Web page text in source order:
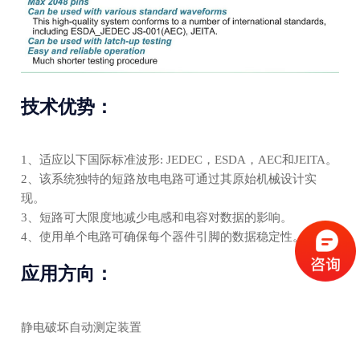
技术优势：
1、适应以下国际标准波形: JEDEC，ESDA，AEC和JEITA。
2、该系统独特的短路放电电路可通过其原始机械设计实
现。
3、短路可大限度地减少电感和电容对数据的影响。
4、使用单个电路可确保每个器件引脚的数据稳定性。
应用方向：
静电破坏自动测定装置